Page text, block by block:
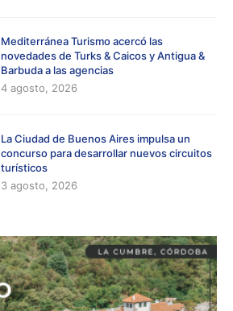
Mediterránea Turismo acercó las
novedades de Turks & Caicos y Antigua &
Barbuda a las agencias
4 agosto, 2026
La Ciudad de Buenos Aires impulsa un
concurso para desarrollar nuevos circuitos
turísticos
3 agosto, 2026